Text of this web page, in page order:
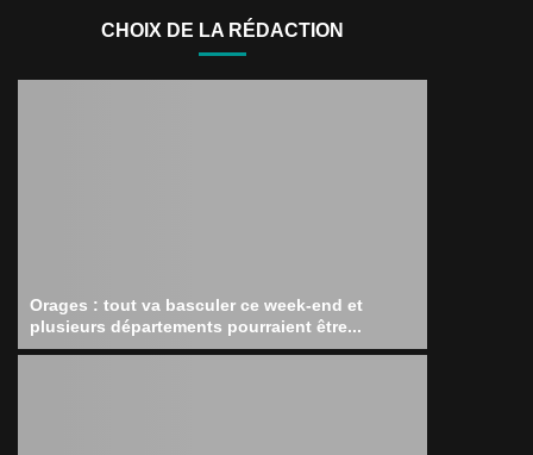
CHOIX DE LA RÉDACTION
Orages : tout va basculer ce week-end et
plusieurs départements pourraient être...